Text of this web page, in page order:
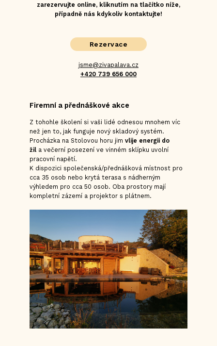
zarezervujte online, kliknutím na tlačítko níže,
případně nás kdykoliv kontaktujte!
Rezervace
jsme@zivapalava.cz
+420 739 656 000
Firemní a přednáškové akce
Z tohohle školení si vaši lidé odnesou mnohem víc
než jen to, jak funguje nový skladový systém.
Procházka na Stolovou horu jim vlije energii do
žila večerní posezení ve vinném sklípku uvolní
pracovní napětí.
K dispozici společenská/přednášková místnost pro
cca 35 osob nebo krytá terasa s nádherným
výhledem pro cca 50 osob. Oba prostory mají
kompletní zázemí a projektor s plátnem.